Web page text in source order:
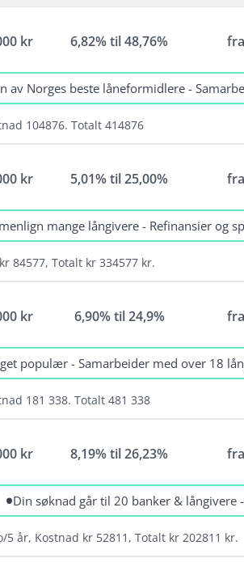
Forbrukslån kalkulator
Hvor mye kan jeg låne
Lån til oppussing
MC lån
Søk forbrukslån
kr 6,82% til 48,76%
av Norges beste låneformidlere -
104876. Totalt 414876
Minimum alder: 18 år
Krav til inntekt: minst 10 000 kr/
Folkeregistrert i Norge i minst 1
Fordel men ikke et krav at du ikke
kr 5,01% til 25,00%
mange långivere - Refinansier og
84577, Totalt kr 334577 kr.
Minimum alder: 18 år
Krav til inntekt: 10 000 måned
En fordel men ikke et krav at du
kr 6,90% til 24,9%
populær - Samarbeider med over 18
181 338. Totalt 481 338
Minimum alder: 20 år
Krav til inntekt: 120 000
Bet. anmerkninger: Ja, men
kr 8,19% til 26,23%
•Din søknad går til 20 banker & långivere
5 år, Kostnad kr 52811, Totalt kr 202811 kr.